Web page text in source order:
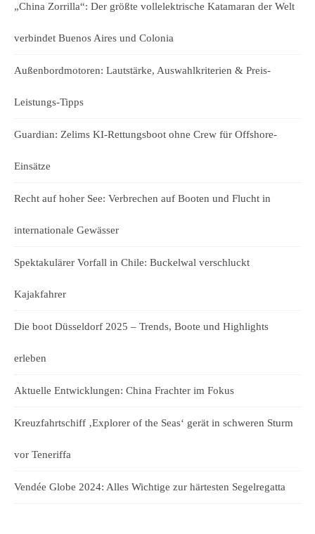
„China Zorrilla“: Der größte vollelektrische Katamaran der Welt
verbindet Buenos Aires und Colonia
Außenbordmotoren: Lautstärke, Auswahlkriterien & Preis-
Leistungs-Tipps
Guardian: Zelims KI-Rettungsboot ohne Crew für Offshore-
Einsätze
Recht auf hoher See: Verbrechen auf Booten und Flucht in
internationale Gewässer
Spektakulärer Vorfall in Chile: Buckelwal verschluckt
Kajakfahrer
Die boot Düsseldorf 2025 – Trends, Boote und Highlights
erleben
Aktuelle Entwicklungen: China Frachter im Fokus
Kreuzfahrtschiff ‚Explorer of the Seas‘ gerät in schweren Sturm
vor Teneriffa
Vendée Globe 2024: Alles Wichtige zur härtesten Segelregatta